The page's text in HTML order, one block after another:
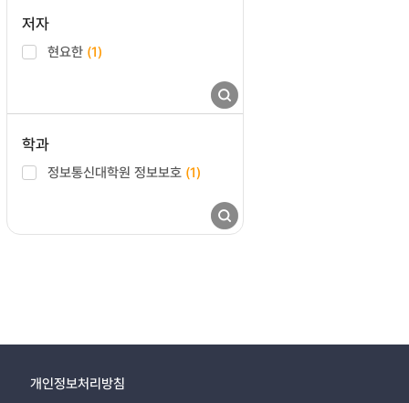
저자
현요한 (1)
학과
정보통신대학원 정보보호 (1)
개인정보처리방침